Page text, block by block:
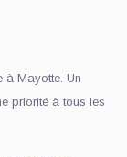
à Mayotte. Un
priorité à tous les